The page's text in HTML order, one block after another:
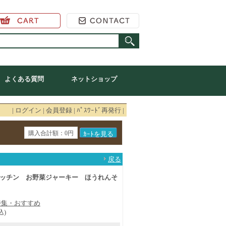
よくある質問 ネットショップ
| ログイン | 会員登録 | ﾊﾟｽﾜｰﾄﾞ再発行 |
購入合計額：0円
戻る
チン お野菜ジャーキー ほうれんそ
・おすすめ
)